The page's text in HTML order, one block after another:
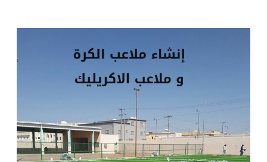
الاكريليك
|